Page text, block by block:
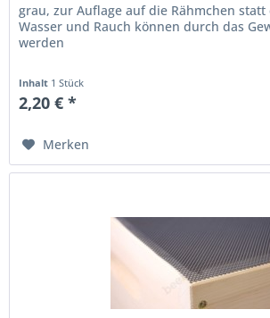
grau, zur Auflage auf die Rähmchen statt
Wasser und Rauch können durch das
werden
Inhalt 1 Stück
2,20 € *
Merken